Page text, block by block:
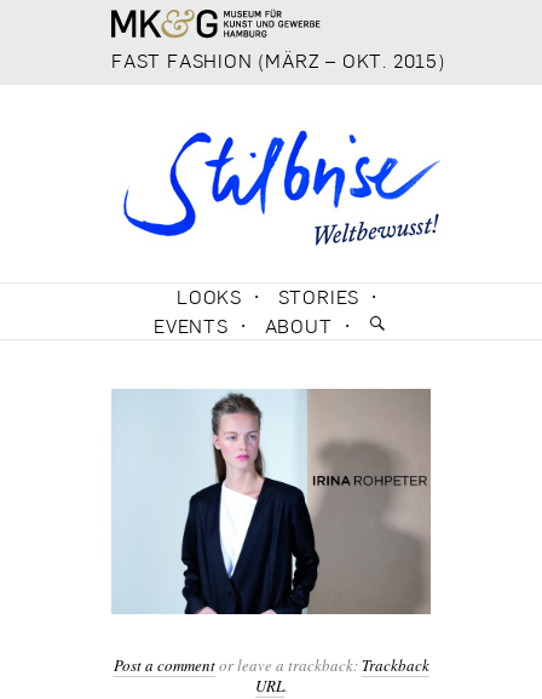
FAST FASHION (MÄRZ – OKT. 2015)
SKIP TO CONTENTLOOKS
STORIES
EVENTS
ABOUT
Post a commentor leave a trackback: Trackback
URL.